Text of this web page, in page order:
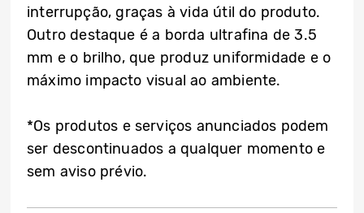
interrupção, graças à vida útil do produto.
Outro destaque é a borda ultrafina de 3.5
mm e o brilho, que produz uniformidade e o
máximo impacto visual ao ambiente.
*Os produtos e serviços anunciados podem
ser descontinuados a qualquer momento e
sem aviso prévio.